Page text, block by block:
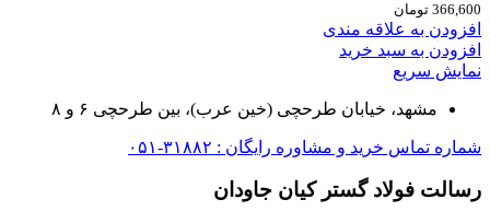
366,600 تومان
افزودن به علاقه مندی
افزودن به سبد خرید
نمایش سریع
مشهد، خیابان طرحچی (خین عرب)، بین طرحچی ۶ و ۸
شماره تماس خرید و مشاوره رایگان : ۳۱۸۸۲-۰۵۱
رسالت فولاد گستر کیان جاودان